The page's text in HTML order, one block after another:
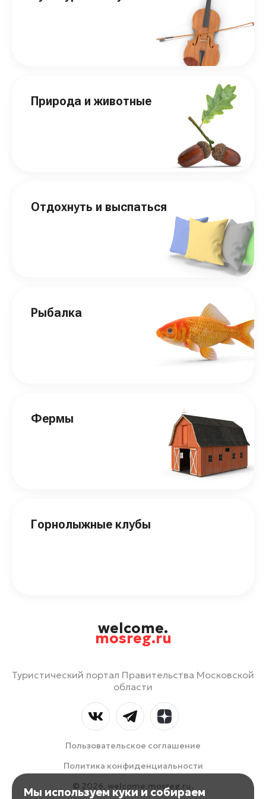
Природа и животные
Отдохнуть и выспаться
Рыбалка
Фермы
Горнолыжные клубы
welcome.
mosreg.ru
Туристический портал Правительства Московской
области
Пользовательское соглашение
Политика конфиденциальности
© 2026, welcome.mosreg.ru.
Мы используем куки и собираем